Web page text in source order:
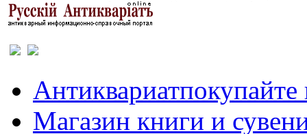
Антиквариатпокупайте
Магазин книги и